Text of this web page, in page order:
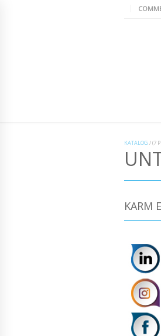
KATALOG /(7
KARM